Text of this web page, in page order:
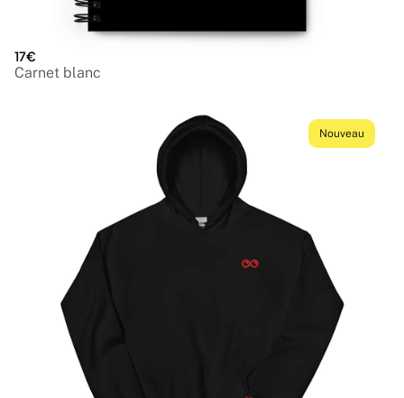
17€
Carnet blanc
Nouveau